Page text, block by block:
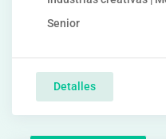
Senior
Detalles